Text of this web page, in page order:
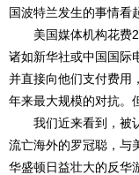
国波特兰发生的事情看
美国媒体机构花费
诸如新华社或中国国际
并直接向他们支付费用
年来最大规模的对抗。
我们近来看到，被
流亡海外的罗冠聪，与
华盛顿日益壮大的反华